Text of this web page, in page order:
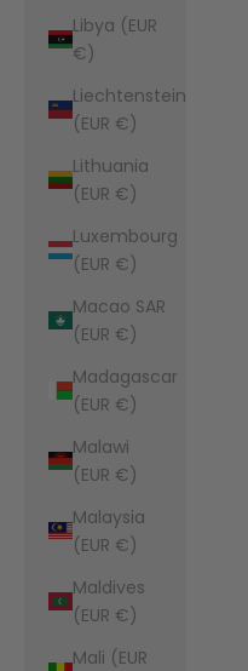
Libya (EUR
€)
Liechtenstein
(EUR €)
Lithuania
(EUR €)
Luxembourg
(EUR €)
Macao SAR
(EUR €)
Madagascar
(EUR €)
Malawi
(EUR €)
Malaysia
(EUR €)
Maldives
(EUR €)
Mali (EUR